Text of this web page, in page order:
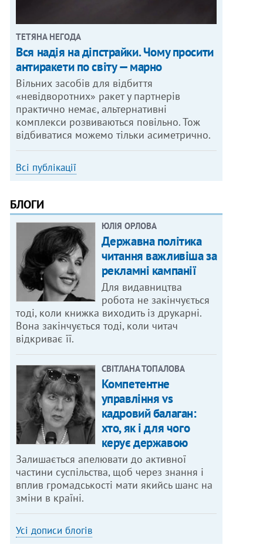
ТЕТЯНА НЕГОДА
Вся надія на діпстрайки. Чому просити
антиракети по світу — марно
Вільних засобів для відбиття
«невідворотних» ракет у партнерів
практично немає, альтернативні
комплекси розвиваються повільно. Тож
відбиватися можемо тільки асиметрично.
Всі публікації
БЛОГИ
ЮЛІЯ ОРЛОВА
Державна політика
читання важливіша за
рекламні кампанії
Для видавництва
робота не закінчується
тоді, коли книжка виходить із друкарні.
Вона закінчується тоді, коли читач
відкриває її.
СВІТЛАНА ТОПАЛОВА
Компетентне
управління vs
кадровий балаган:
хто, як і для чого
керує державою
Залишається апелювати до активної
частини суспільства, щоб через знання і
вплив громадськості мати якийсь шанс на
зміни в країні.
Усі дописи блогів